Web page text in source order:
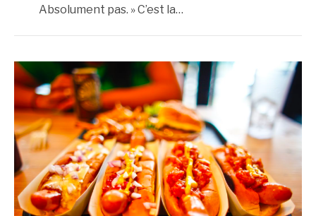
Absolument pas. » C’est la…